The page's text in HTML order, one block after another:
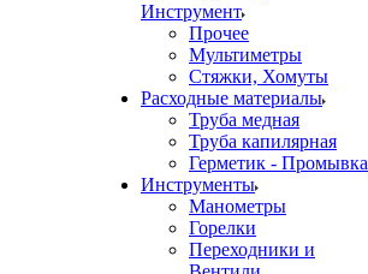
Инструмент
Прочее
Мультиметры
Стяжки, Хомуты
Расходные материалы
Труба медная
Труба капилярная
Герметик - Промывка
Инструменты
Манометры
Горелки
Переходники и